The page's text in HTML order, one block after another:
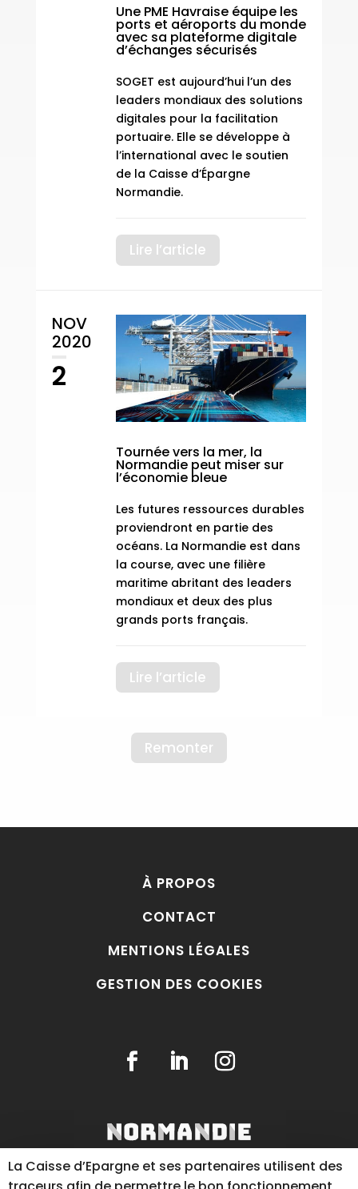
Une PME Havraise équipe les
ports et aéroports du monde
avec sa plateforme digitale
d’échanges sécurisés
SOGET est aujourd’hui l’un des
leaders mondiaux des solutions
digitales pour la facilitation
portuaire. Elle se développe à
l’international avec le soutien
de la Caisse d’Épargne
Normandie.
Lire l’article
NOV
2020
2
Tournée vers la mer, la
Normandie peut miser sur
l’économie bleue
Les futures ressources durables
proviendront en partie des
océans. La Normandie est dans
la course, avec une filière
maritime abritant des leaders
mondiaux et deux des plus
grands ports français.
Lire l’article
Remonter
À PROPOS
CONTACT
MENTIONS LÉGALES
GESTION DES COOKIES
La Caisse d’Epargne et ses partenaires utilisent des